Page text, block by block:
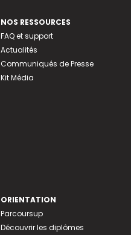
NOS RESSOURCES
FAQ et support
Actualités
Communiqués de Presse
Kit Média
ORIENTATION
Parcoursup
Découvrir les diplômes